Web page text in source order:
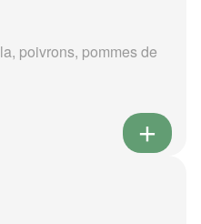
poivrons, pommes de